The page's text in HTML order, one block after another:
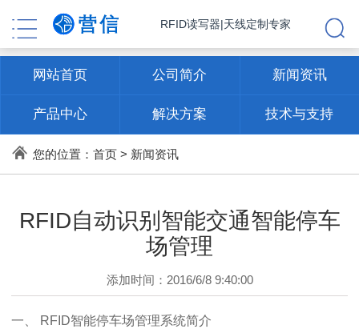
RFID读写器|天线定制专家
网站首页 公司简介 新闻资讯
产品中心 解决方案 技术与支持
联系方式
您的位置： 首页> 新闻资讯
RFID自动识别智能交通智能停车
场管理
添加时间：2016/6/8 9:40:00
一、 RFID智能停车场管理系统简介